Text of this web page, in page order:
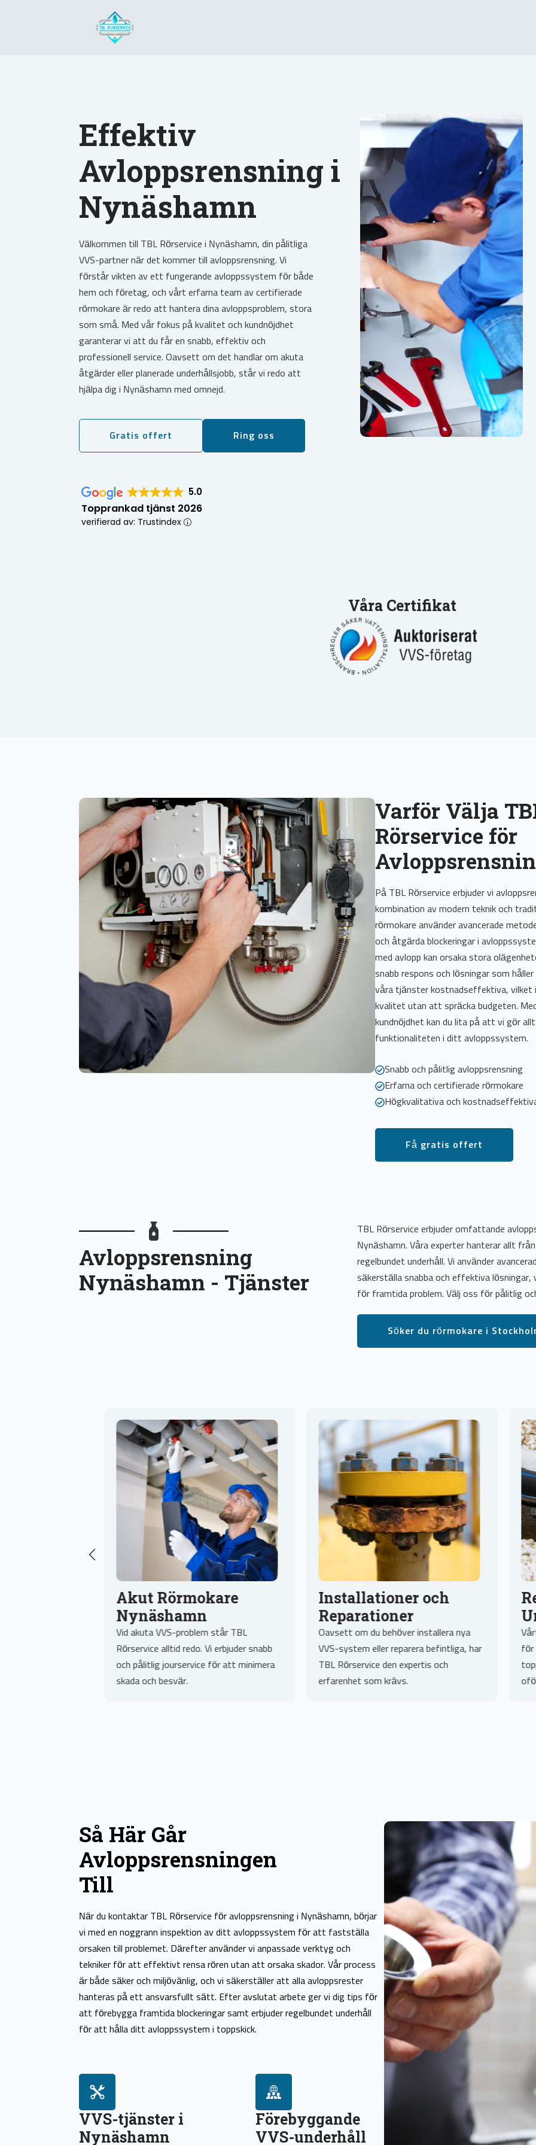
Effektiv
Avloppsrensning i
Nynäshamn
Välkommen till TBL Rörservice i Nynäshamn, din pålitliga
VVS-partner när det kommer till avloppsrensning. Vi
förstår vikten av ett fungerande avloppssystem för både
hem och företag, och vårt erfarna team av certifierade
rörmokare är redo att hantera dina avloppsproblem, stora
som små. Med vår fokus på kvalitet och kundnöjdhet
garanterar vi att du får en snabb, effektiv och
professionell service. Oavsett om det handlar om akuta
åtgärder eller planerade underhållsjobb, står vi redo att
hjälpa dig i Nynäshamn med omnejd.
Gratis offert Ring oss
5.0
Topprankad tjänst 2026
verifierad av: Trustindex
Våra Certifikat
Varför Välja
Rörservice för
På TBL Rörservice erbjuder vi
kombination av modern teknik och
rörmokare använder avancerade
och åtgärda blockeringar i
med avlopp kan orsaka stora
snabb respons och lösningar som
våra tjänster kostnadseffektiva, vilket
kvalitet utan att spräcka budgeten.
kundnöjdhet kan du lita på att vi gör
funktionaliteten i ditt avloppssystem.
Snabb och pålitlig avloppsrensning
Erfarna och certifierade rörmokare
Högkvalitativa och
Få gratis offert
Avloppsrensning
Nynäshamn - Tjänster
TBL Rörservice erbjuder omfattande
Nynäshamn. Våra experter hanterar allt från
regelbundet underhåll. Vi använder
säkerställa snabba och effektiva lösningar,
för framtida problem. Välj oss för pålitlig
Söker du rörmokare i
Akut Rörmokare
Nynäshamn
Vid akuta VVS-problem står TBL
Rörservice alltid redo. Vi erbjuder snabb
och pålitlig jourservice för att minimera
skada och besvär.
Installationer och
Reparationer
Oavsett om du behöver installera nya
VVS-system eller reparera befintliga, har
TBL Rörservice den expertis och
erfarenhet som krävs.
för
Så Här Går
Avloppsrensningen
Till
När du kontaktar TBL Rörservice för avloppsrensning i Nynäshamn, börjar
vi med en noggrann inspektion av ditt avloppssystem för att fastställa
orsaken till problemet. Därefter använder vi anpassade verktyg och
tekniker för att effektivt rensa rören utan att orsaka skador. Vår process
är både säker och miljövänlig, och vi säkerställer att alla avloppsrester
hanteras på ett ansvarsfullt sätt. Efter avslutat arbete ger vi dig tips för
att förebygga framtida blockeringar samt erbjuder regelbundet underhåll
för att hålla ditt avloppssystem i toppskick.
VVS-tjänster i
Nynäshamn
Förebyggande
VVS-underhåll